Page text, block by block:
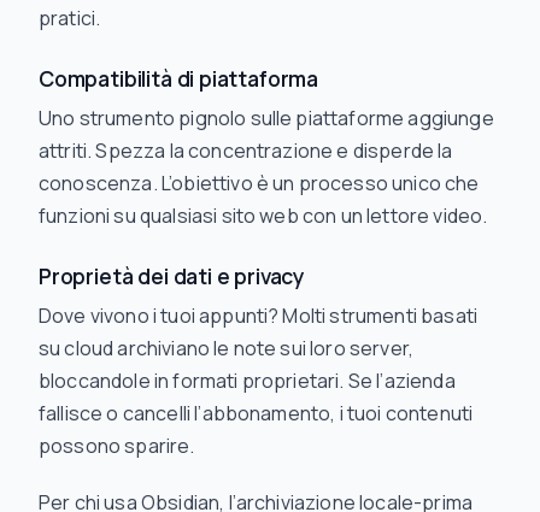
pratici.
Compatibilità di piattaforma
Uno strumento pignolo sulle piattaforme aggiunge
attriti. Spezza la concentrazione e disperde la
conoscenza. L’obiettivo è un processo unico che
funzioni su qualsiasi sito web con un lettore video.
Proprietà dei dati e privacy
Dove vivono i tuoi appunti? Molti strumenti basati
su cloud archiviano le note sui loro server,
bloccandole in formati proprietari. Se l’azienda
fallisce o cancelli l’abbonamento, i tuoi contenuti
possono sparire.
Per chi usa Obsidian, l’archiviazione locale-prima